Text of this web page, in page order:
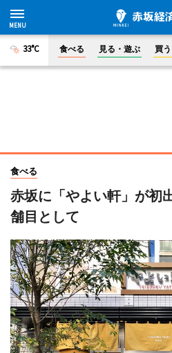
33°C 食べる 見る・遊ぶ 買う
食べる
赤坂に「やよい軒」が
舗目として